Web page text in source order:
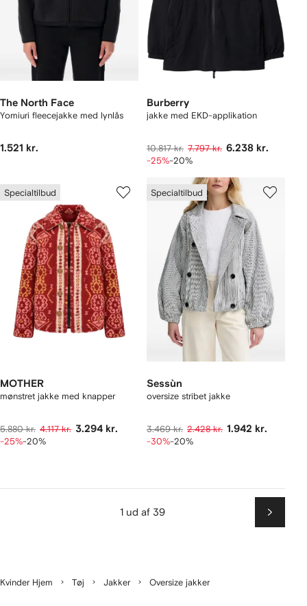
The North Face
Yomiuri fleecejakke med lynlås
1.521 kr.
Burberry
jakke med EKD-applikation
10.817 kr. 7.797 kr. 6.238 kr.
-25%-20%
Specialtilbud
MOTHER
mønstret jakke med knapper
5.880 kr. 4.117 kr. 3.294 kr.
-25%-20%
Specialtilbud
Sessùn
oversize stribet jakke
3.469 kr. 2.428 kr. 1.942 kr.
-30%-20%
1 ud af 39
Næste
Kvinder Hjem Tøj Jakker Oversize jakker